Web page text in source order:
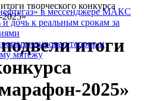
в мессенджере МАКС
дочь к реальным срокам за
террор и
мятежу
творческого конкурса
итоги
2025»